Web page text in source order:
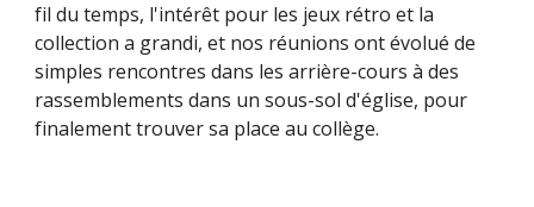
fil du temps, l'intérêt pour les jeux rétro et la
collection a grandi, et nos réunions ont évolué de
simples rencontres dans les arrière-cours à des
rassemblements dans un sous-sol d'église, pour
finalement trouver sa place au collège.